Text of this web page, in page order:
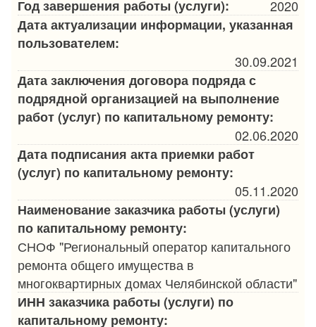
Год завершения работы (услуги):
2020
Дата актуализации информации, указанная
пользователем:
30.09.2021
Дата заключения договора подряда с
подрядной организацией на выполнение
работ (услуг) по капитальному ремонту:
02.06.2020
Дата подписания акта приемки работ
(услуг) по капитальному ремонту:
05.11.2020
Наименование заказчика работы (услуги)
по капитальному ремонту:
СНОФ "Региональный оператор капитального
ремонта общего имущества в
многоквартирных домах Челябинской области"
ИНН заказчика работы (услуги) по
капитальному ремонту: